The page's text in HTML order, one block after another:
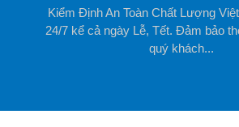
Kiểm Định An Toàn Chất Lượng
24/7 kể cả ngày Lễ, Tết. Đảm bảo
quý khách...